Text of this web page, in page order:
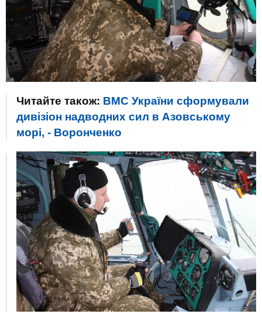
Читайте також: ВМС України сформували
дивізіон надводних сил в Азовському
морі, - Воронченко